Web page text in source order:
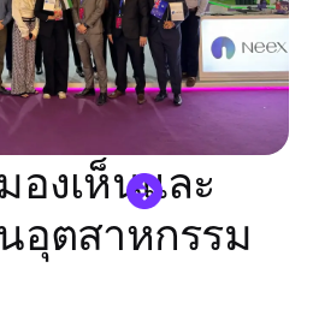
องเห็นและ
อุตสาหกรรม